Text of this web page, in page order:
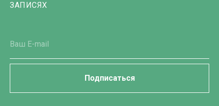
ЗАПИСЯХ
Подписаться